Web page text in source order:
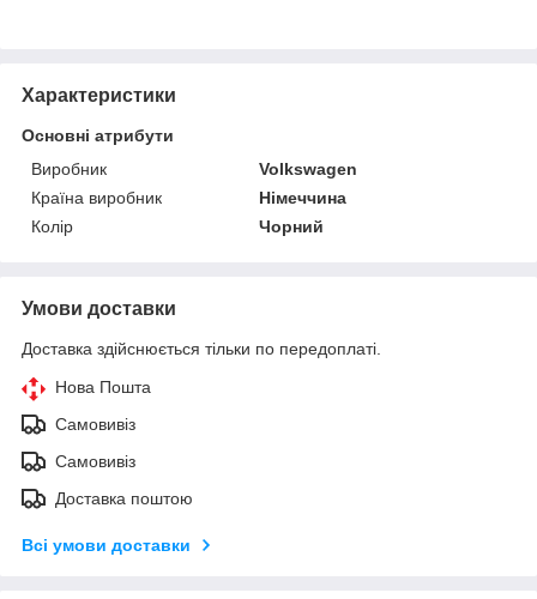
Характеристики
Основні атрибути
Виробник
Volkswagen
Країна виробник
Німеччина
Колір
Чорний
Умови доставки
Доставка здійснюється тільки по передоплаті.
Нова Пошта
Самовивіз
Самовивіз
Доставка поштою
Всі умови доставки